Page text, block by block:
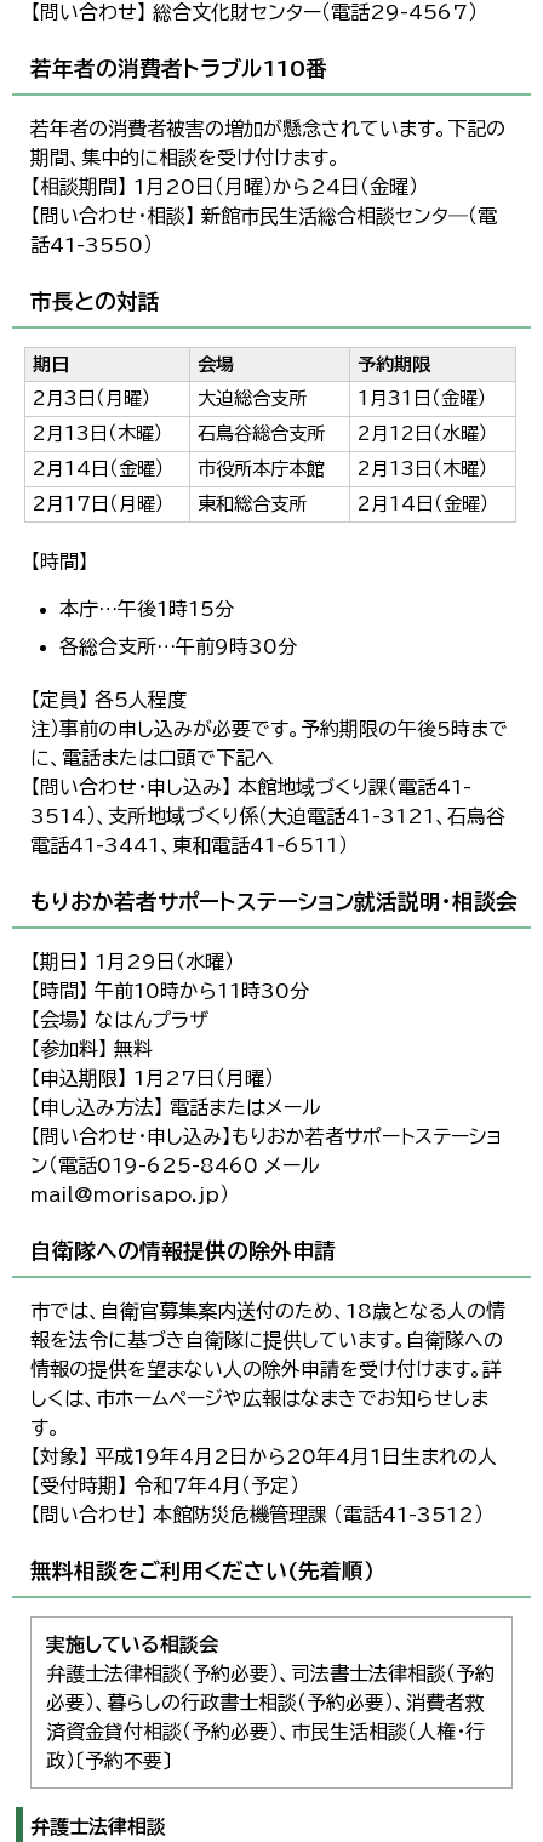
【問い合わせ】 総合文化財センター（電話29-4567）
若年者の消費者トラブル110番
若年者の消費者被害の増加が懸念されています。下記の
期間、集中的に相談を受け付けます。
【相談期間】 1月20日（月曜）から24日（金曜）
【問い合わせ・相談】 新館市民生活総合相談センタ―（電
話41-3550）
市長との対話
期日 会場
予約期限
2月3日（月曜）
大迫総合支所
1月31日（金曜）
2月13日（木曜）
石鳥谷総合支所
2月12日（水曜）
2月14日（金曜）
市役所本庁本館
2月13日（木曜）
2月17日（月曜）
東和総合支所 2月14日（金曜）
【時間】
本庁…午後1時15分
各総合支所…午前9時30分
【定員】 各5人程度
注）事前の申し込みが必要です。予約期限の午後5時まで
に、電話または口頭で下記へ
【問い合わせ・申し込み】 本館地域づくり課（電話41-
3514）、支所地域づくり係（大迫電話41-3121、石鳥谷
電話41-3441、東和電話41-6511）
もりおか若者サポートステーション就活説明・相談会
【期日】 1月29日（水曜）
【時間】 午前10時から11時30分
【会場】 なはんプラザ
【参加料】 無料
【申込期限】 1月27日（月曜）
【申し込み方法】 電話またはメール
【問い合わせ・申し込み】もりおか若者サポートステーショ
ン（電話019-625-8460 メール
mail@morisapo.jp）
自衛隊への情報提供の除外申請
市では、自衛官募集案内送付のため、18歳となる人の情
報を法令に基づき自衛隊に提供しています。自衛隊への
情報の提供を望まない人の除外申請を受け付けます。詳
しくは、市ホームページや広報はなまきでお知らせしま
す。
【対象】 平成19年4月2日から20年4月1日生まれの人
【受付時期】 令和7年4月（予定）
【問い合わせ】 本館防災危機管理課 （電話41-3512）
無料相談をご利用ください(先着順）
実施している相談会
弁護士法律相談（予約必要）、司法書士法律相談（予約
必要）、暮らしの行政書士相談（予約必要）、消費者救
済資金貸付相談（予約必要）、市民生活相談（人権・行
政）〔予約不要〕
弁護士法律相談